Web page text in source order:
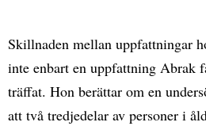
Skillnaden mellan uppfattningar
inte enbart en uppfattning Abrak
träffat. Hon berättar om en
att två tredjedelar av personer i